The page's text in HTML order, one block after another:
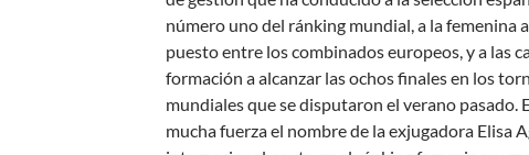
número uno del ránking mundial, a la femenina
puesto entre los combinados europeos, y a las
formación a alcanzar las ochos finales en los
mundiales que se disputaron el verano pasado.
mucha fuerza el nombre de la exjugadora Elisa